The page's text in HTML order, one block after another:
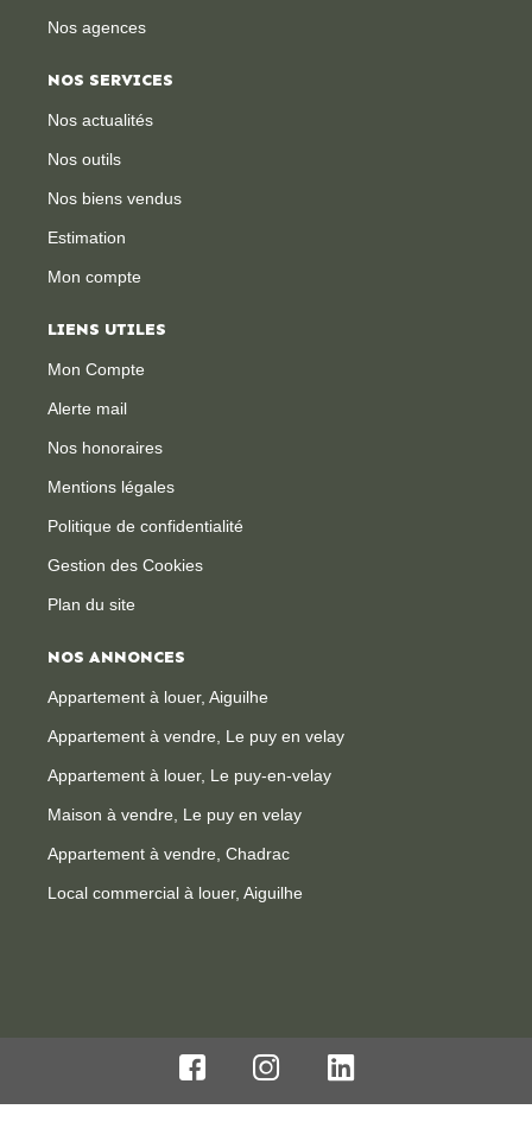
Nos agences
NOS SERVICES
Nos actualités
Nos outils
Nos biens vendus
Estimation
Mon compte
LIENS UTILES
Mon Compte
Alerte mail
Nos honoraires
Mentions légales
Politique de confidentialité
Gestion des Cookies
Plan du site
NOS ANNONCES
Appartement à louer, Aiguilhe
Appartement à vendre, Le puy en velay
Appartement à louer, Le puy-en-velay
Maison à vendre, Le puy en velay
Appartement à vendre, Chadrac
Local commercial à louer, Aiguilhe